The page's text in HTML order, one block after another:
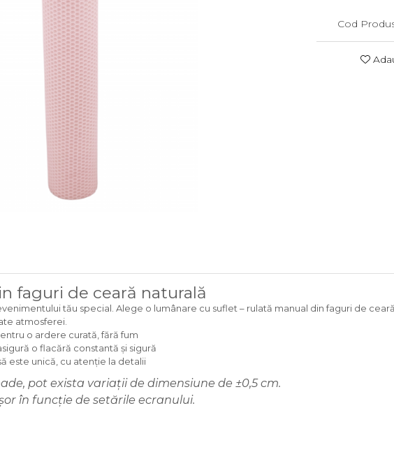
Cod
faguri de ceară naturală
tău special. Alege o lumânare cu suflet – rulată manual din faguri de
atmosferei.
o ardere curată, fără fum
o flacără constantă și sigură
este unică, cu atenție la detalii
pot exista variații de dimensiune de ±0,5 cm.
în funcție de setările ecranului.